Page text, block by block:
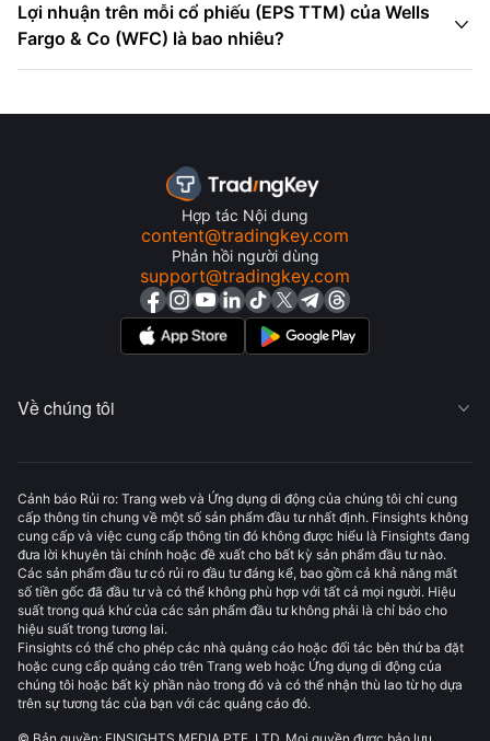
Lợi nhuận trên mỗi cổ phiếu (EPS TTM) của Wells
Fargo & Co (WFC) là bao nhiêu?

Hợp tác Nội dung
content@tradingkey.com
Phản hồi người dùng
support@tradingkey.com
Về chúng tôi 
Cảnh báo Rủi ro: Trang web và Ứng dụng di động của chúng tôi chỉ cung
cấp thông tin chung về một số sản phẩm đầu tư nhất định. Finsights không
cung cấp và việc cung cấp thông tin đó không được hiểu là Finsights đang
đưa lời khuyên tài chính hoặc đề xuất cho bất kỳ sản phẩm đầu tư nào.
Các sản phẩm đầu tư có rủi ro đầu tư đáng kể, bao gồm cả khả năng mất
số tiền gốc đã đầu tư và có thể không phù hợp với tất cả mọi người. Hiệu
suất trong quá khứ của các sản phẩm đầu tư không phải là chỉ báo cho
hiệu suất trong tương lai.
Finsights có thể cho phép các nhà quảng cáo hoặc đối tác bên thứ ba đặt
hoặc cung cấp quảng cáo trên Trang web hoặc Ứng dụng di động của
chúng tôi hoặc bất kỳ phần nào trong đó và có thể nhận thù lao từ họ dựa
trên sự tương tác của bạn với các quảng cáo đó.